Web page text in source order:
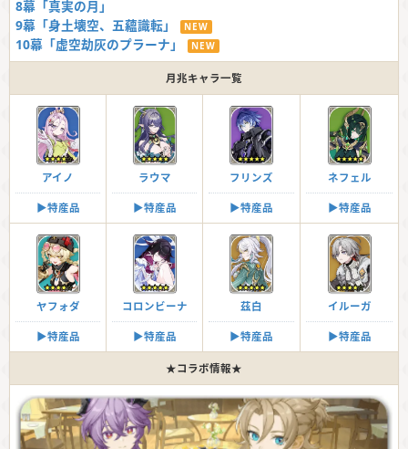
8幕「真実の月」
9幕「身土壊空、五蘊識転」
NEW
10幕「虚空劫灰のプラーナ」 NEW
月兆キャラ一覧
アイノ
▶︎特産品
ラウマ
▶︎特産品
フリンズ
▶︎特産品
ネフェル
▶︎特産品
ヤフォダ
▶︎特産品
コロンビーナ
▶︎特産品
茲白
▶︎特産品
イルーガ
▶︎特産品
★コラボ情報★